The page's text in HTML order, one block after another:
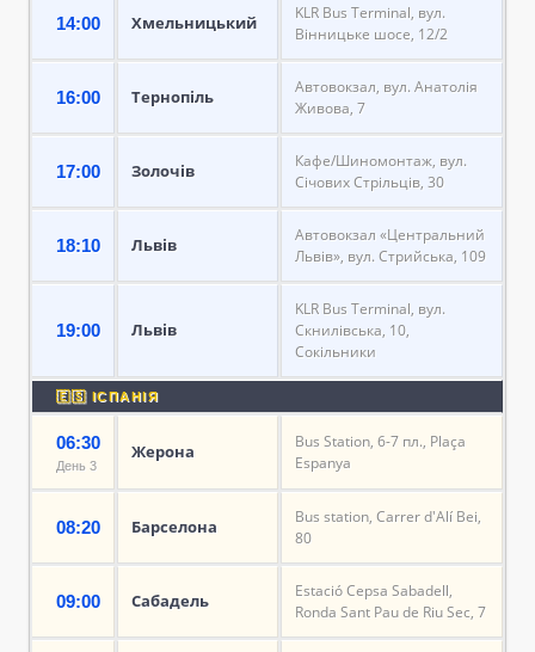
14:00 Хмельницький
KLR Bus Terminal, вул.
Вінницьке шосе, 12/2
16:00 Тернопіль
Автовокзал, вул. Анатолія
Живова, 7
17:00 Золочів
Кафе/Шиномонтаж, вул.
Січових Стрільців, 30
18:10 Львів
Автовокзал «Центральний
Львів», вул. Стрийська, 109
19:00 Львів
KLR Bus Terminal, вул.
Скнилівська, 10,
Сокільники
🇪🇸 ІСПАНІЯ
06:30
День 3
Жерона
Bus Station, 6-7 пл., Plaça
Espanya
08:20 Барселона
Bus station, Carrer d'Alí Bei,
80
09:00 Сабадель
Estació Cepsa Sabadell,
Ronda Sant Pau de Riu Sec, 7